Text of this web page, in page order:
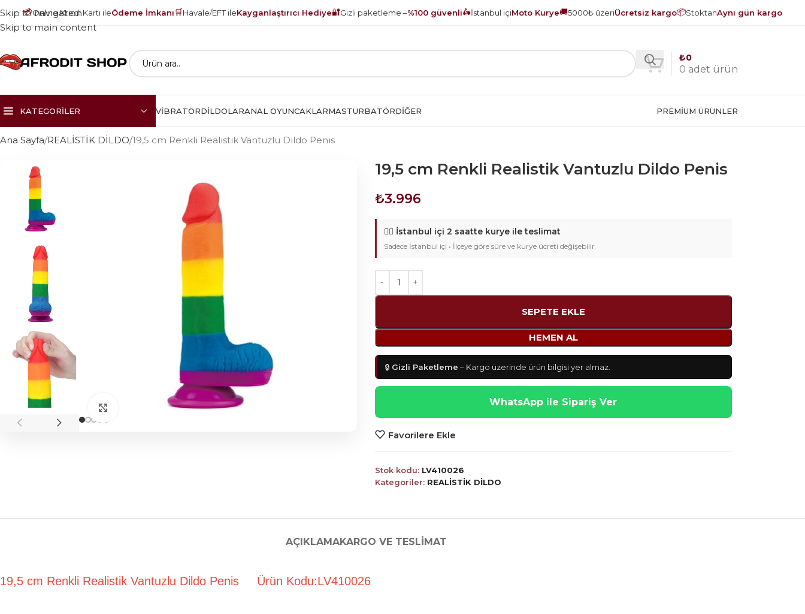
💳Online Kredi Kartı ileÖdeme İmkanı🛒Havale/EFT ileKayganlaştırıcı Hediye🔐Gizli paketleme –%100 güvenli🛵İstanbul içiMoto Kurye🚚5000₺ üzeriÜcretsiz kargo📦StoktanAynı gün kargo
Skip to navigation
Skip to main content
0 adet ürün
₺0
KATEGORILER VIBRATÖRDILDOLARANAL OYUNCAKLARMASTÜRBATÖRDIĞER PREMIUM ÜRÜNLER
Ana Sayfa REALİSTİK DİLDO 19,5 cm Renkli Realistik Vantuzlu Dildo Penis
Click to enlarge
19,5 cm Renkli Realistik Vantuzlu Dildo Penis
₺3.996
🚴‍♂️ İstanbul içi 2 saatte kurye ile teslimat
Sadece İstanbul içi • İlçeye göre süre ve kurye ücreti değişebilir
SEPETE EKLE
HEMEN AL
🔒 Gizli Paketleme – Kargo üzerinde ürün bilgisi yer almaz.
WhatsApp ile Sipariş Ver
Favorilere Ekle
Stok kodu: LV410026
Kategoriler: REALİSTİK DİLDO
AÇIKLAMAKARGO VE TESLIMAT
19,5 cm Renkli Realistik Vantuzlu Dildo Penis Ürün Kodu:LV410026